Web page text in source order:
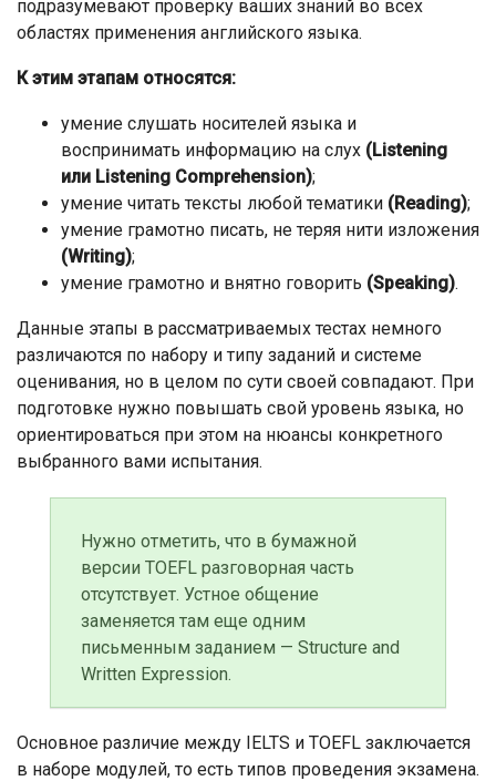
подразумевают проверку ваших знаний во всех
областях применения английского языка.
К этим этапам относятся:
умение слушать носителей языка и
воспринимать информацию на слух (Listening
или Listening Comprehension);
умение читать тексты любой тематики (Reading);
умение грамотно писать, не теряя нити изложения
(Writing);
умение грамотно и внятно говорить (Speaking).
Данные этапы в рассматриваемых тестах немного
различаются по набору и типу заданий и системе
оценивания, но в целом по сути своей совпадают. При
подготовке нужно повышать свой уровень языка, но
ориентироваться при этом на нюансы конкретного
выбранного вами испытания.
Нужно отметить, что в бумажной
версии TOEFL разговорная часть
отсутствует. Устное общение
заменяется там еще одним
письменным заданием — Structure and
Written Expression.
Основное различие между IELTS и TOEFL заключается
в наборе модулей, то есть типов проведения экзамена.